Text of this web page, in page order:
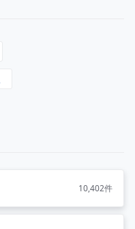
10,402件